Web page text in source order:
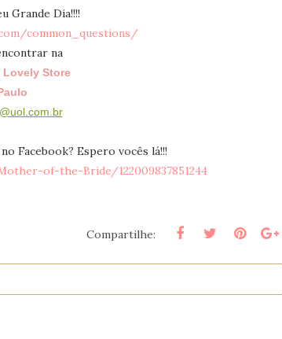
Grande Dia!!!!
common_questions/
na
Lovely Store
Facebook? Espero vocês lá!!!
of-the-Bride/122009837851244
Compartilhe: